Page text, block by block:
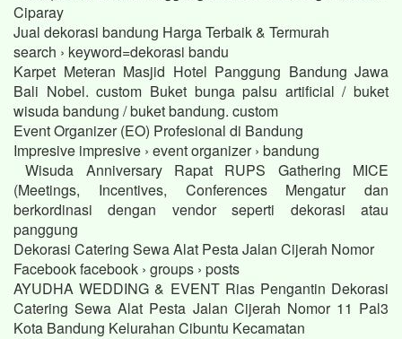
Ciparay
Jual dekorasi bandung Harga Terbaik & Termurah
search › keyword=dekorasi bandu
Karpet Meteran Masjid Hotel Panggung Bandung Jawa
Bali Nobel. custom Buket bunga palsu artificial / buket
wisuda bandung / buket bandung. custom
Event Organizer (EO) Profesional di Bandung
Impresive impresive › event organizer › bandung
Wisuda Anniversary Rapat RUPS Gathering MICE
(Meetings, Incentives, Conferences Mengatur dan
berkordinasi dengan vendor seperti dekorasi atau
panggung
Dekorasi Catering Sewa Alat Pesta Jalan Cijerah Nomor
Facebook facebook › groups › posts
AYUDHA WEDDING & EVENT Rias Pengantin Dekorasi
Catering Sewa Alat Pesta Jalan Cijerah Nomor 11 Pal3
Kota Bandung Kelurahan Cibuntu Kecamatan